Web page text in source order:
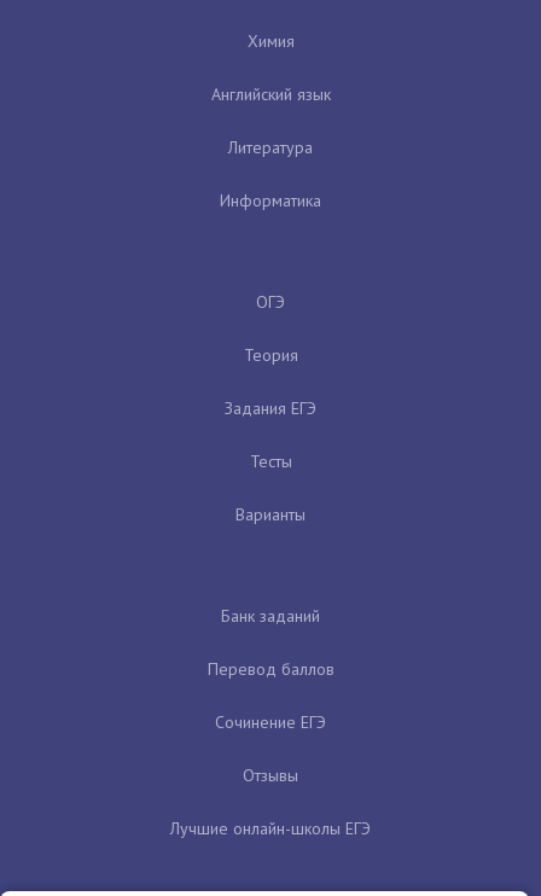
Химия
Английский язык
Литература
Информатика
ОГЭ
Теория
Задания ЕГЭ
Тесты
Варианты
Банк заданий
Перевод баллов
Сочинение ЕГЭ
Отзывы
Лучшие онлайн-школы ЕГЭ